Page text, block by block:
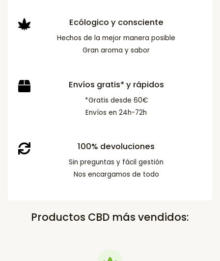
Ecólogico y consciente
Hechos de la mejor manera posible
Gran aroma y sabor
Envíos gratis* y rápidos
*Gratis desde 60€
Envíos en 24h-72h
100% devoluciones
Sin preguntas y fácil gestión
Nos encargamos de todo
Productos CBD más vendidos: